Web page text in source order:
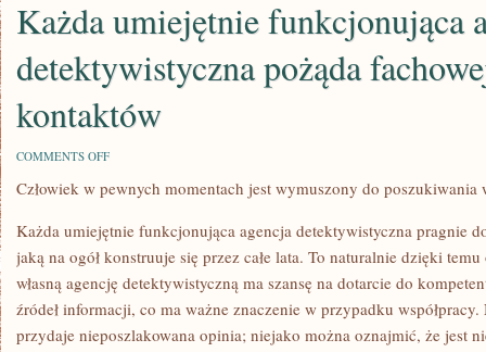
Każda umiejętnie funkcjonująca
detektywistyczna pożąda
kontaktów
COMMENTS OFFON
UMIEJĘTNIE
FUNKCJONUJĄCA
DETEKTYWISTYCZNA
POŻĄDA
FACHOWEJ
SIECI
KONTAKTÓW
Człowiek w pewnych momentach jest wymuszony do poszukiwania
Każda umiejętnie funkcjonująca agencja detektywistyczna pragnie
jaką na ogół konstruuje się przez całe lata. To naturalnie dzięki
własną agencję detektywistyczną ma szansę na dotarcie do
źródeł informacji, co ma ważne znaczenie w przypadku
przydaje nieposzlakowana opinia; niejako można oznajmić, że jest